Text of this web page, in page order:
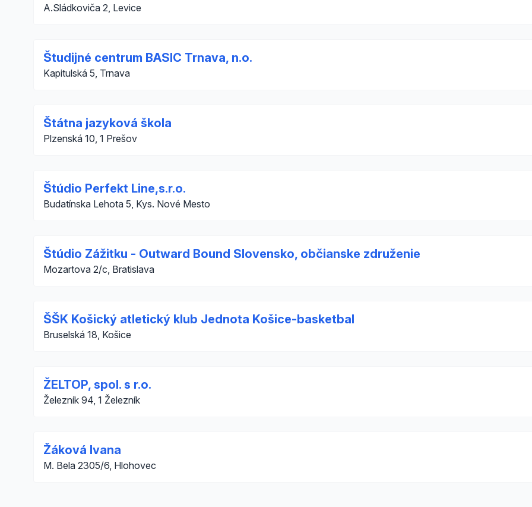
A.Sládkoviča 2, Levice
Študijné centrum BASIC Trnava, n.o.
Kapitulská 5, Trnava
Štátna jazyková škola
Plzenská 10, 1 Prešov
Štúdio Perfekt Line,s.r.o.
Budatínska Lehota 5, Kys. Nové Mesto
Štúdio Zážitku - Outward Bound Slovensko, občianske združenie
Mozartova 2/c, Bratislava
ŠŠK Košický atletický klub Jednota Košice-basketbal
Bruselská 18, Košice
ŽELTOP, spol. s r.o.
Železník 94, 1 Železník
Žáková Ivana
M. Bela 2305/6, Hlohovec